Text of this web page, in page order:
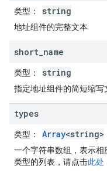
类型 ： string
地址组件的完整文本
short name
类型 ： string
指定地址组件的简短缩写
types
类型 ： Array<string>
一个字符串数组，表示
类型的列表，请点击此处